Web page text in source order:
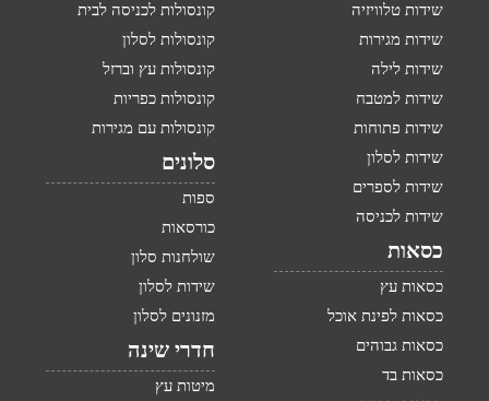
שידות טלוויזיה
שידות מגירות
שידות לילה
שידות למטבח
שידות פתוחות
שידות לסלון
שידות לספרים
שידות לכניסה
כסאות
כסאות עץ
כסאות לפינת אוכל
כסאות גבוהים
כסאות בד
קונסולות לכניסה לבית
קונסולות לסלון
קונסולות עץ וברזל
קונסולות כפריות
קונסולות עם מגירות
סלונים
ספות
כורסאות
שולחנות סלון
שידות לסלון
מזנונים לסלון
חדרי שינה
מיטות עץ